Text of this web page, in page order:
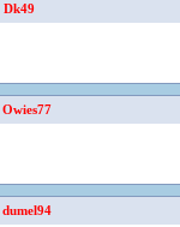
Dk49
Owies77
dumel94